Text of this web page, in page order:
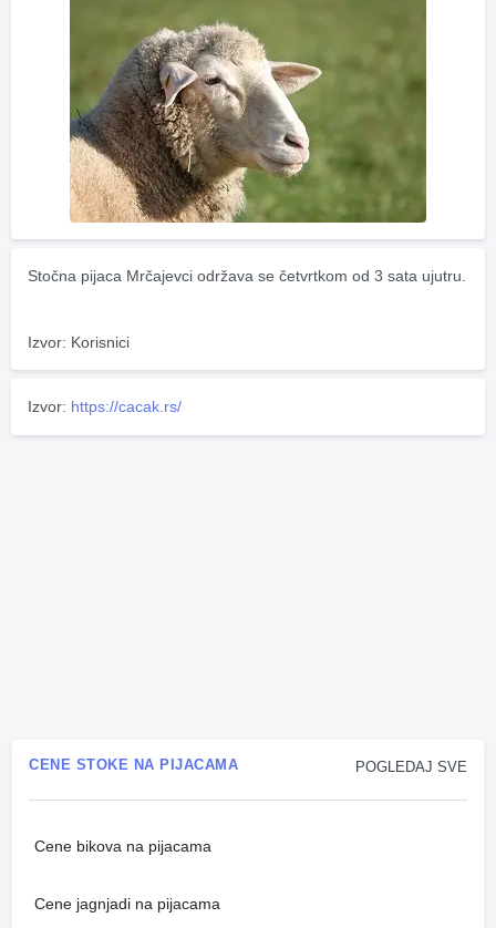
Stočna pijaca Mrčajevci održava se četvrtkom od 3 sata ujutru.
Izvor: Korisnici
Izvor: https://cacak.rs/
POGLEDAJ SVE
CENE STOKE NA PIJACAMA
Cene bikova na pijacama
Cene jagnjadi na pijacama